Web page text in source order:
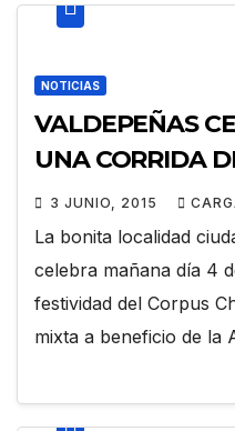
NOTICIAS
VALDEPEÑAS
UNA CORRIDA
3 JUNIO, 2015
La bonita localidad
celebra mañana día 4
festividad del Corpus
mixta a beneficio de la